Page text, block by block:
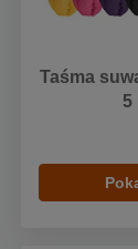
Taśma
5